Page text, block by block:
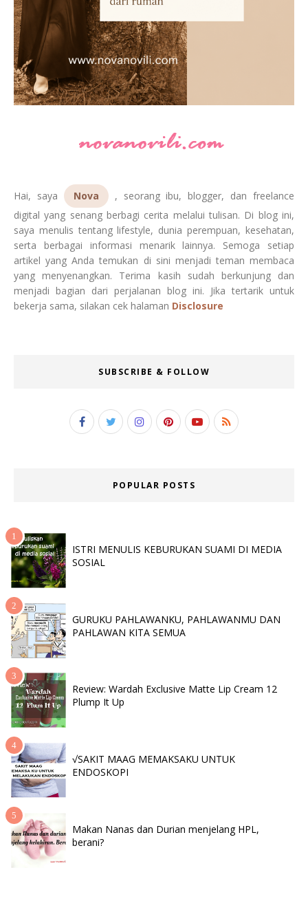
Hai, saya Nova
, seorang ibu, blogger, dan freelance
digital yang senang berbagi cerita melalui tulisan. Di blog ini,
saya menulis tentang lifestyle, dunia perempuan, kesehatan,
serta berbagai informasi menarik lainnya. Semoga setiap
artikel yang Anda temukan di sini menjadi teman membaca
yang menyenangkan. Terima kasih sudah berkunjung dan
menjadi bagian dari perjalanan blog ini. Jika tertarik untuk
bekerja sama, silakan cek halaman Disclosure
SUBSCRIBE & FOLLOW
POPULAR POSTS
ISTRI MENULIS KEBURUKAN SUAMI DI MEDIA
SOSIAL
GURUKU PAHLAWANKU, PAHLAWANMU DAN
PAHLAWAN KITA SEMUA
Review: Wardah Exclusive Matte Lip Cream 12
Plump It Up
√SAKIT MAAG MEMAKSAKU UNTUK
ENDOSKOPI
Makan Nanas dan Durian menjelang HPL,
berani?